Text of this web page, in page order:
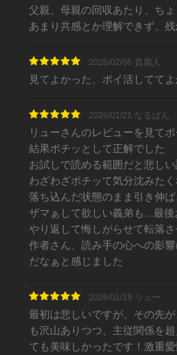
父親、母親の回収あたり、ち
あまり共感とか理解できず、残
2026/02/06 貴腐人
見てよかった、ポイ活しててよ
2026/01/21 なるぱん
リューさんのレビューを見て
結果ポチッとして正解でした
お試しで読める範囲だと悲し
わざわざポチッて気分沈みた
落ち込んだ状態のまま引き伸ば
ザマぁして欲しい義弟も...最後
やり返して悔しがらせて転落
作者さん、読み手の心への影
だなぁと感じました
2026/01/19 リュー
最初は悲しいですが、その先
も沢山ありつつ、主従関係を
ても美味しかったです！激重